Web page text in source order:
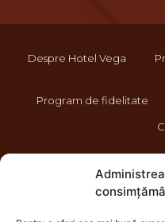
Despre Hotel Vega
Program de fidelitate